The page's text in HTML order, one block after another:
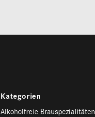
Kategorien
Alkoholfreie Brauspezialitäten